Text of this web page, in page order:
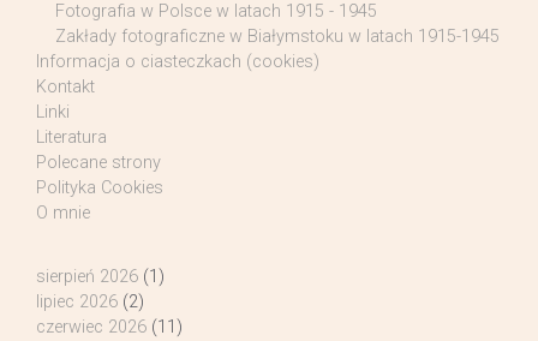
Fotografia w Polsce w latach 1915 - 1945
Zakłady fotograficzne w Białymstoku w latach 1915-1945
Informacja o ciasteczkach (cookies)
Kontakt
Linki
Literatura
Polecane strony
Polityka Cookies
O mnie
sierpień 2026 (1)
lipiec 2026 (2)
czerwiec 2026 (11)